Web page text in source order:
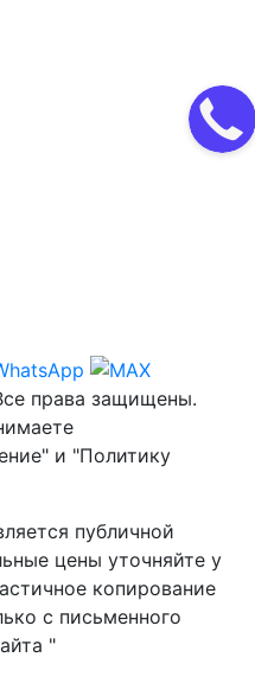
права защищены.
и "Политику
публичной
цены уточняйте у
копирование
с письменного
"